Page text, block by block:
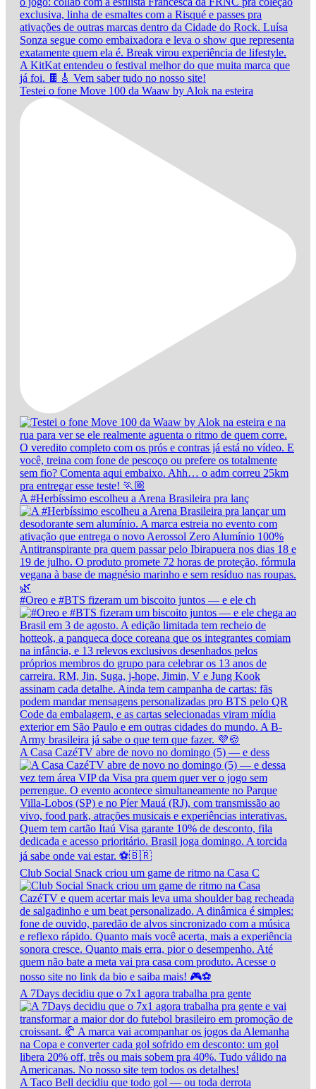
Testei o fone Move 100 da Waaw by Alok na esteira
A #Herbíssimo escolheu a Arena Brasileira pra lanç
#Oreo e #BTS fizeram um biscoito juntos — e ele ch
A Casa CazéTV abre de novo no domingo (5) — e dess
Club Social Snack criou um game de ritmo na Casa C
A 7Days decidiu que o 7x1 agora trabalha pra gente
A Taco Bell decidiu que todo gol — ou toda derrota